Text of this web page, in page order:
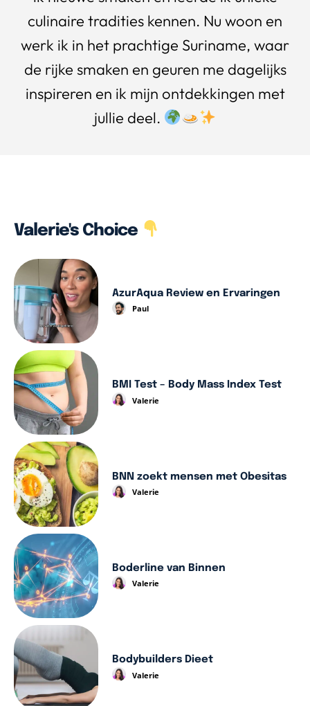
culinaire tradities kennen. Nu woon en
werk ik in het prachtige Suriname, waar
de rijke smaken en geuren me dagelijks
inspireren en ik mijn ontdekkingen met
jullie deel.
Valerie's Choice
AzurAqua Review en Ervaringen
Paul
BMI Test – Body Mass Index Test
Valerie
BNN zoekt mensen met Obesitas
Valerie
Boderline van Binnen
Valerie
Bodybuilders Dieet
Valerie